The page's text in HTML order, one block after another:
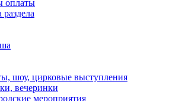
оплаты
раздела
шоу, цирковые выступления
вечеринки
мероприятия